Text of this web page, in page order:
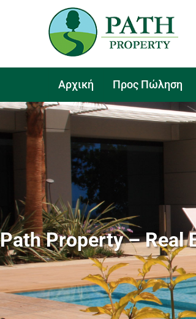
Αρχική Προς Πώληση
Path Property – Real